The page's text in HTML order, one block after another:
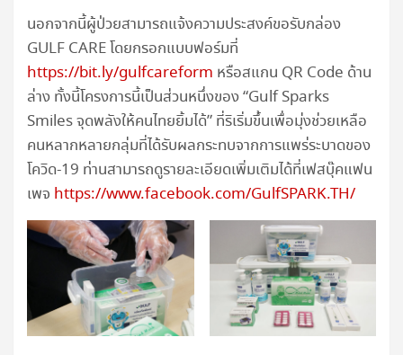
นอกจากนี้ผู้ป่วยสามารถแจ้งความประสงค์ขอรับกล่อง
GULF CARE โดยกรอกแบบฟอร์มที่
https://bit.ly/gulfcareform หรือสแกน QR Code ด้าน
ล่าง ทั้งนี้โครงการนี้เป็นส่วนหนึ่งของ “Gulf Sparks
Smiles จุดพลังให้คนไทยยิ้มได้” ที่ริเริ่มขึ้นเพื่อมุ่งช่วยเหลือ
คนหลากหลายกลุ่มที่ได้รับผลกระทบจากการแพร่ระบาดของ
โควิด-19 ท่านสามารถดูรายละเอียดเพิ่มเติมได้ที่เฟสบุ๊คแฟน
เพจ https://www.facebook.com/GulfSPARK.TH/